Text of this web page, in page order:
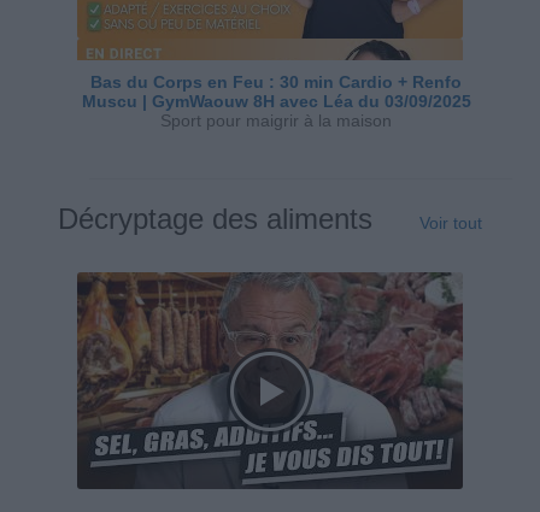
Bas du Corps en Feu : 30 min Cardio + Renfo
Muscu | GymWaouw 8H avec Léa du 03/09/2025
Sport pour maigrir à la maison
Décryptage des aliments Voir tout